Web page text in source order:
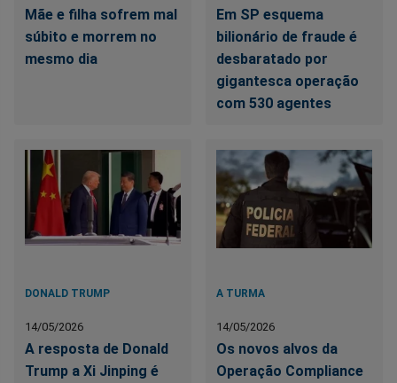
Mãe e filha sofrem mal
súbito e morrem no
mesmo dia
Em SP esquema
bilionário de fraude é
desbaratado por
gigantesca operação
com 530 agentes
DONALD TRUMP
14/05/2026
A resposta de Donald
Trump a Xi Jinping é
A TURMA
14/05/2026
Os novos alvos da
Operação Compliance